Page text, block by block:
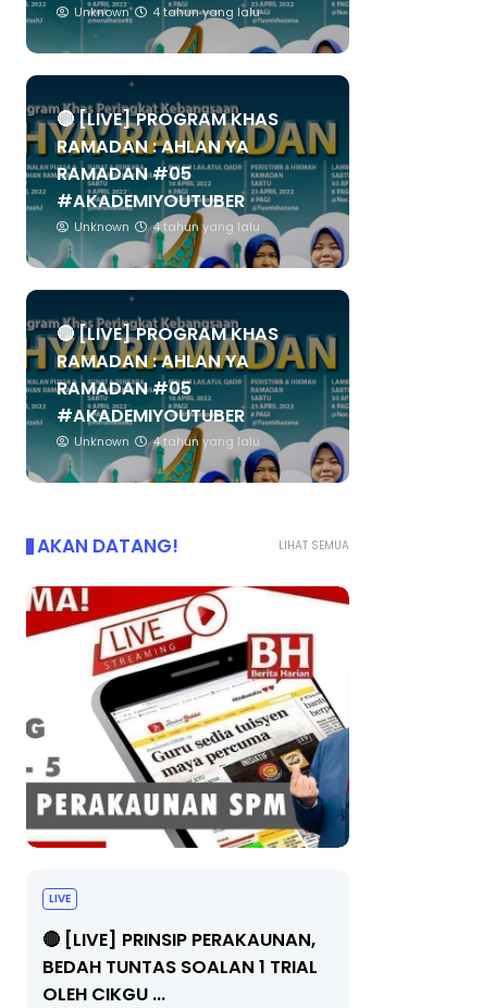
Unknown 4 tahun yang lalu
🔴 [LIVE] PROGRAM KHAS
RAMADAN : AHLAN YA
RAMADAN #05
#AKADEMIYOUTUBER
Unknown 4 tahun yang lalu
🔴 [LIVE] PROGRAM KHAS
RAMADAN : AHLAN YA
RAMADAN #05
#AKADEMIYOUTUBER
Unknown 4 tahun yang lalu
LIHAT SEMUA
AKAN DATANG!
LIVE
🔴 [LIVE] PRINSIP PERAKAUNAN,
BEDAH TUNTAS SOALAN 1 TRIAL
OLEH CIKGU ...